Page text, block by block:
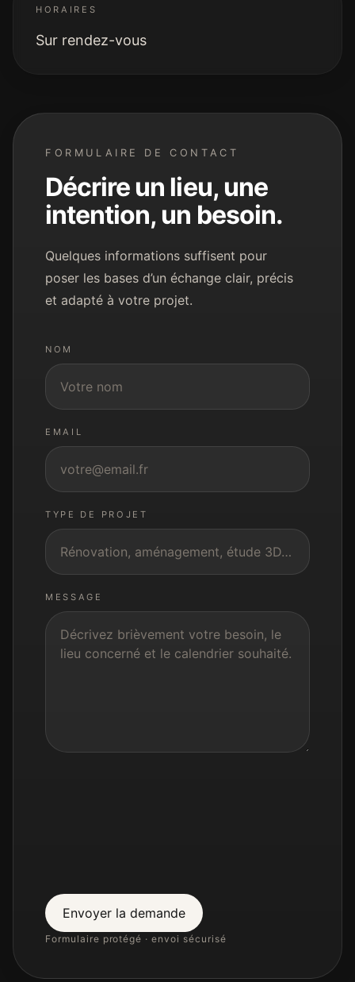
HORAIRES
Sur rendez-vous
FORMULAIRE DE CONTACT
Décrire un lieu, une
intention, un besoin.
Quelques informations suffisent pour
poser les bases d’un échange clair, précis
et adapté à votre projet.
NOM
EMAIL
TYPE DE PROJET
MESSAGE
Envoyer la demande
Formulaire protégé · envoi sécurisé